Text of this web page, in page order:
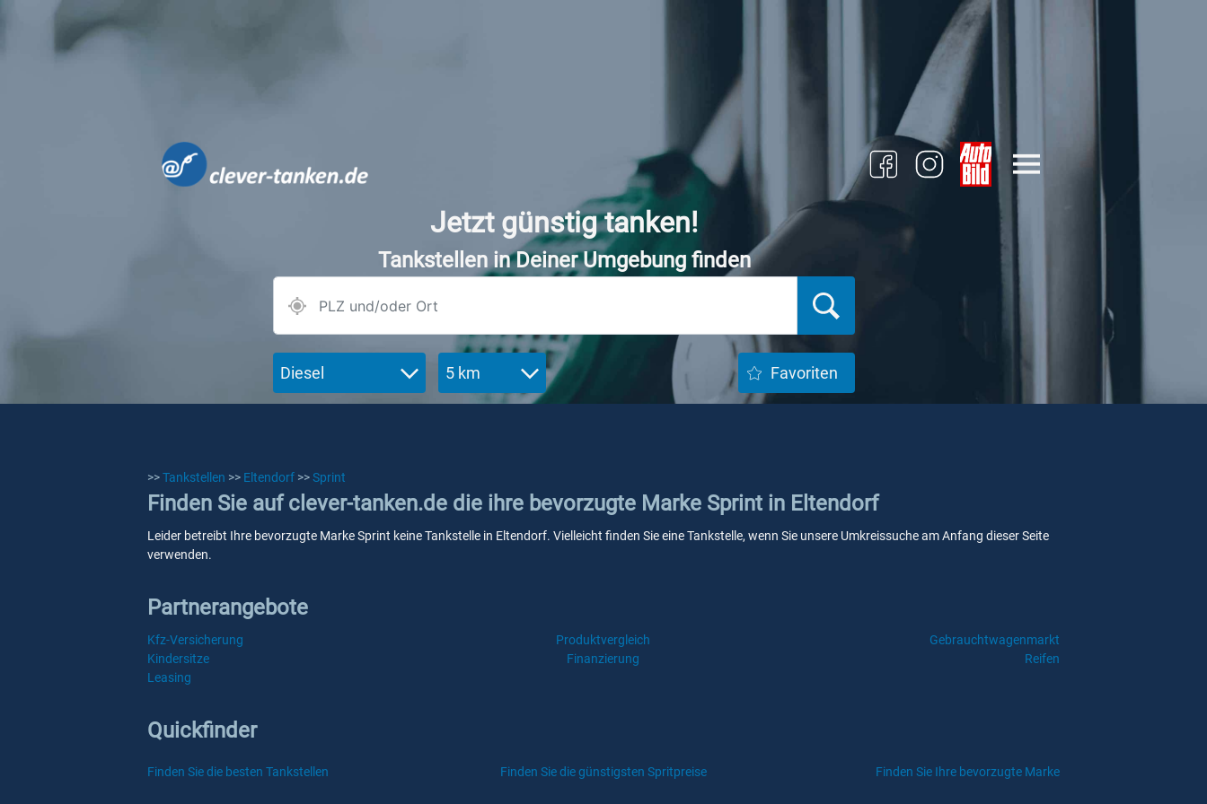
Jetzt günstig tanken!
Tankstellen in Deiner Umgebung finden
Diesel 5 km Favoriten
>>Tankstellen >> Eltendorf >>Sprint
Finden Sie auf clever-tanken.de die ihre bevorzugte Marke Sprint in Eltendorf
Leider betreibt Ihre bevorzugte Marke Sprint keine Tankstelle in Eltendorf. Vielleicht finden Sie eine Tankstelle, wenn Sie unsere Umkreissuche am Anfang dieser Seite
verwenden.
Partnerangebote
Kfz-Versicherung Produktvergleich
Gebrauchtwagenmarkt
Kindersitze
Finanzierung
Reifen
Leasing
Quickfinder
Finden Sie die besten Tankstellen Finden Sie die günstigsten Spritpreise Finden Sie Ihre bevorzugte Marke